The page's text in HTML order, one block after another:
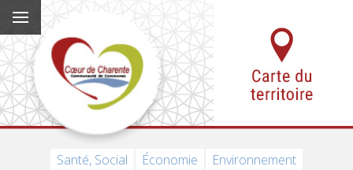
Santé, Social Économie
Environnement